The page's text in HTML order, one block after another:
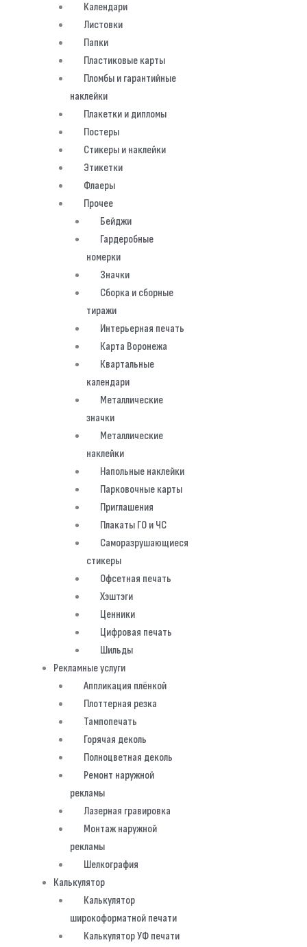
Календари
Листовки
Папки
Пластиковые карты
Пломбы и гарантийные
наклейки
Плакетки и дипломы
Постеры
Стикеры и наклейки
Этикетки
Флаеры
Прочее
Бейджи
Гардеробные
номерки
Значки
Сборка и сборные
тиражи
Интерьерная печать
Карта Воронежа
Квартальные
календари
Металлические
значки
Металлические
наклейки
Напольные наклейки
Парковочные карты
Приглашения
Плакаты ГО и ЧС
Саморазрушающиеся
стикеры
Офсетная печать
Хэштэги
Ценники
Цифровая печать
Шильды
Рекламные услуги
Аппликация плёнкой
Плоттерная резка
Тампопечать
Горячая деколь
Полноцветная деколь
Ремонт наружной
рекламы
Лазерная гравировка
Монтаж наружной
рекламы
Шелкография
Калькулятор
Калькулятор
широкоформатной печати
Калькулятор УФ печати